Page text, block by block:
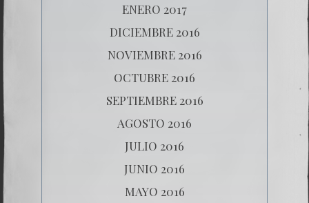
ENERO 2017
DICIEMBRE 2016
NOVIEMBRE 2016
OCTUBRE 2016
SEPTIEMBRE 2016
AGOSTO 2016
JULIO 2016
JUNIO 2016
MAYO 2016